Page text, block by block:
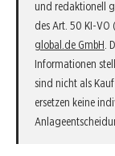
und redaktionell
des Art. 50 KI-
global.de GmbH .
Informationen
sind nicht als
ersetzen keine